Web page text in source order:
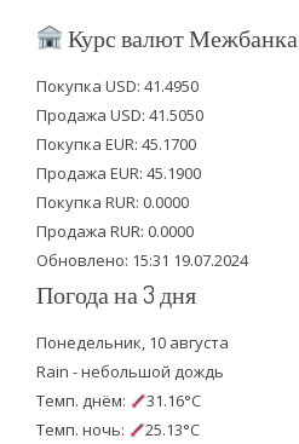
i
t
e
r
c
b
o
o
k
u
u
b
e
Курс валют Межбанка
Покупка USD: 41.4950
Продажа USD: 41.5050
Покупка EUR: 45.1700
Продажа EUR: 45.1900
Покупка RUR: 0.0000
Продажа RUR: 0.0000
Обновлено: 15:31 19.07.2024
Погода на 3 дня
Понедельник, 10 августа
Rain - небольшой дождь
Темп. днём:
31.16°C
Темп. ночь:
25.13°C